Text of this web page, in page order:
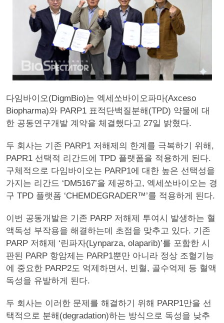
다임바이오(DigmBio)는 엑세쏘바이오파마(Axceso
Biopharma)와 PARP1 표적단백질분해(TPD) 약물에 대
한 공동연구개발 계약을 체결했다고 27일 밝혔다.
두 회사는 기존 PARP1 저해제의 한계를 극복하기 위해,
PAPR1 선택적 리간드에 TPD 플랫폼을 적용하게 된다.
구체적으로 다임바이오는 PARP1에 대한 높은 선택성을
가지는 리간드 ‘DM5167’을 제공하고, 엑세쏘바이오는 경
구 TPD 플랫폼 ‘CHEMDEGRADER™’를 적용하게 된다.
이번 공동개발은 기존 PARP 저해제 투여시 발생하는 혈
액독성 부작용을 해결하는데 초점을 맞추고 있다. 기존
PARP 저해제 ‘린파자(Lynparza, olaparib)’를 포함한 시
판된 PARP 항암제는 PARP1뿐만 아니라 정상 조혈기능
에 중요한 PARP2도 억제하면서, 빈혈, 골수억제 등 혈액
독성을 유발하게 된다.
두 회사는 이러한 문제를 해결하기 위해 PARP1만을 선
택적으로 분해(degradation)하는 방식으로 독성을 낮추